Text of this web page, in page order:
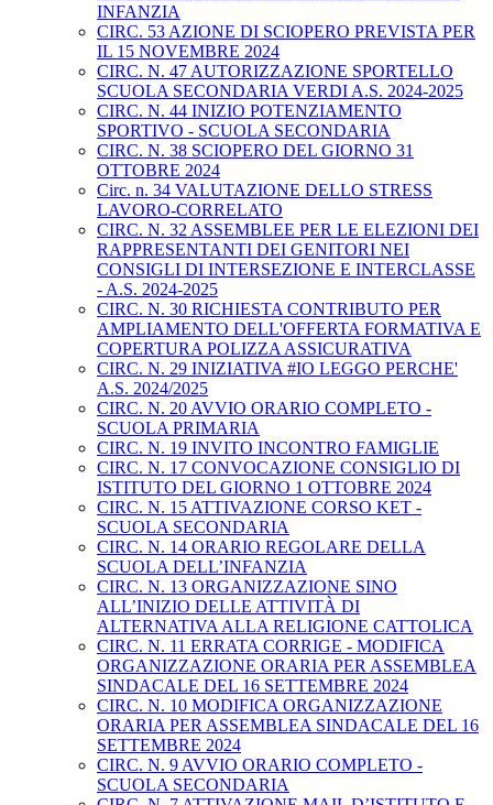
INFANZIA
CIRC. 53 AZIONE DI SCIOPERO PREVISTA PER
IL 15 NOVEMBRE 2024
CIRC. N. 47 AUTORIZZAZIONE SPORTELLO
SCUOLA SECONDARIA VERDI A.S. 2024-2025
CIRC. N. 44 INIZIO POTENZIAMENTO
SPORTIVO - SCUOLA SECONDARIA
CIRC. N. 38 SCIOPERO DEL GIORNO 31
OTTOBRE 2024
Circ. n. 34 VALUTAZIONE DELLO STRESS
LAVORO-CORRELATO
CIRC. N. 32 ASSEMBLEE PER LE ELEZIONI DEI
RAPPRESENTANTI DEI GENITORI NEI
CONSIGLI DI INTERSEZIONE E INTERCLASSE
- A.S. 2024-2025
CIRC. N. 30 RICHIESTA CONTRIBUTO PER
AMPLIAMENTO DELL'OFFERTA FORMATIVA E
COPERTURA POLIZZA ASSICURATIVA
CIRC. N. 29 INIZIATIVA #IO LEGGO PERCHE'
A.S. 2024/2025
CIRC. N. 20 AVVIO ORARIO COMPLETO -
SCUOLA PRIMARIA
CIRC. N. 19 INVITO INCONTRO FAMIGLIE
CIRC. N. 17 CONVOCAZIONE CONSIGLIO DI
ISTITUTO DEL GIORNO 1 OTTOBRE 2024
CIRC. N. 15 ATTIVAZIONE CORSO KET -
SCUOLA SECONDARIA
CIRC. N. 14 ORARIO REGOLARE DELLA
SCUOLA DELL’INFANZIA
CIRC. N. 13 ORGANIZZAZIONE SINO
ALL’INIZIO DELLE ATTIVITÀ DI
ALTERNATIVA ALLA RELIGIONE CATTOLICA
CIRC. N. 11 ERRATA CORRIGE - MODIFICA
ORGANIZZAZIONE ORARIA PER ASSEMBLEA
SINDACALE DEL 16 SETTEMBRE 2024
CIRC. N. 10 MODIFICA ORGANIZZAZIONE
ORARIA PER ASSEMBLEA SINDACALE DEL 16
SETTEMBRE 2024
CIRC. N. 9 AVVIO ORARIO COMPLETO -
SCUOLA SECONDARIA